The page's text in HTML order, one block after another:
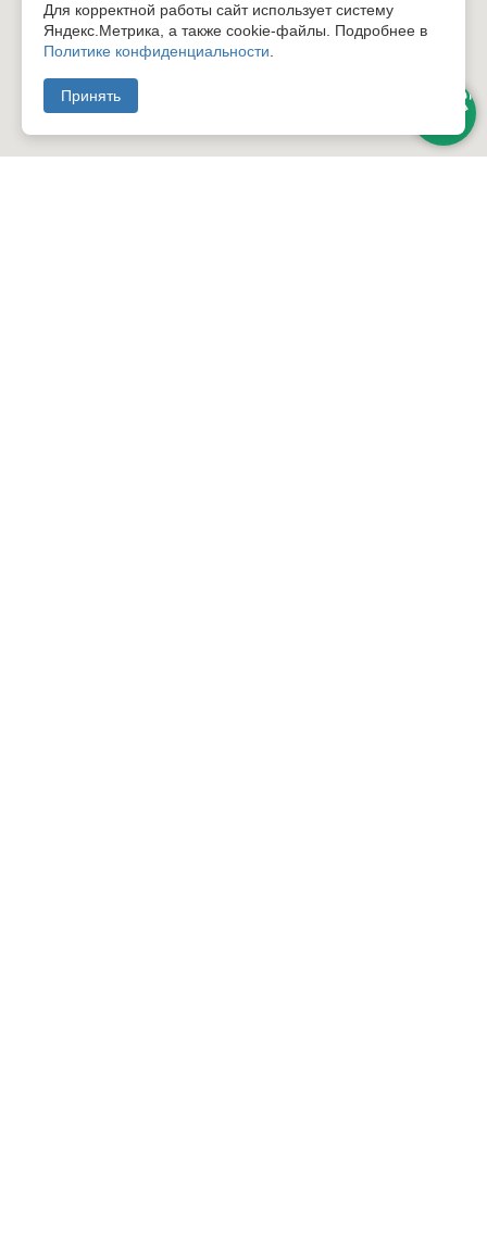
Для корректной работы сайт использует систему
Яндекс.Метрика, а также cookie-файлы. Подробнее в
Политике конфиденциальности
Принять